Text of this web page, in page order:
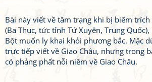
Bài này viết về tâm trạng khi bị biếm
(Ba Thục, tức tỉnh Tứ Xuyên, Trung
Bột muốn ly khai khỏi phương bắc. Mặc
trực tiếp viết về Giao Châu, nhưng trong
có phảng phất nỗi niềm về Giao Châu.